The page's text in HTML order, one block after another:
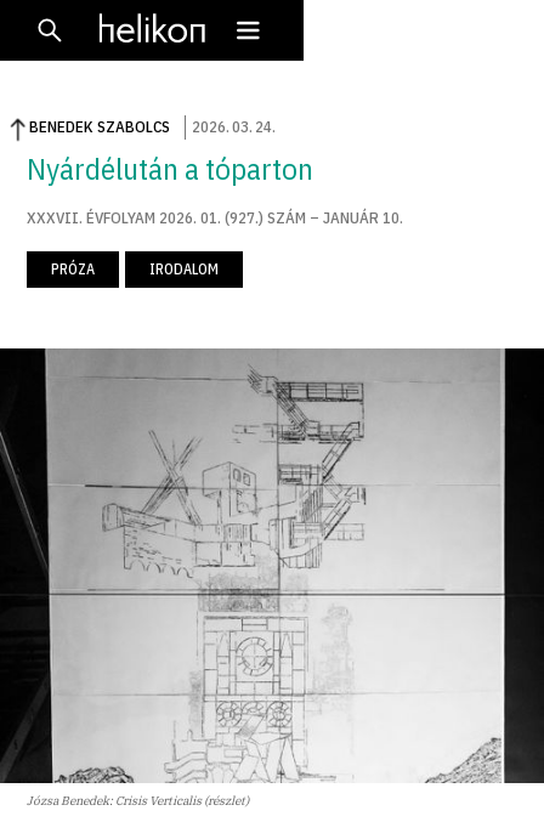
BENEDEK SZABOLCS 2026.03. 24.
Nyárdélután a tóparton
XXXVII. ÉVFOLYAM 2026. 01. (927.) SZÁM – JANUÁR 10.
PRÓZA IRODALOM
Józsa Benedek: Crisis Verticalis (részlet)